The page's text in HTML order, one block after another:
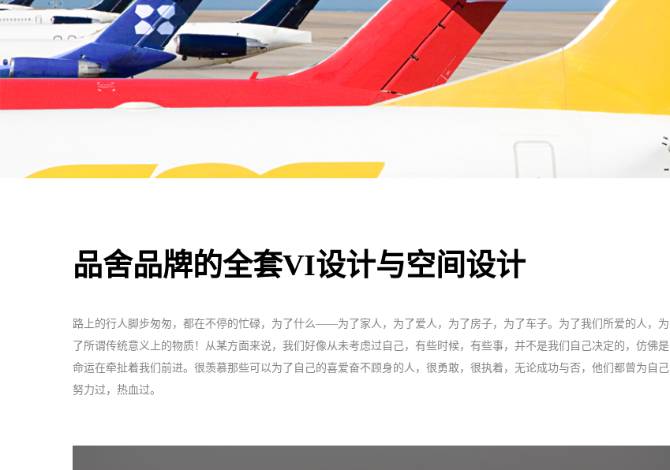
品舍品牌的全套VI设计与空间设计
路上的行人脚步匆匆，都在不停的忙碌，为了什么——为了家人，为了爱人，为了房子，为了车子。为了我们所爱的人，为
了所谓传统意义上的物质！从某方面来说，我们好像从未考虑过自己，有些时候，有些事，并不是我们自己决定的，仿佛是
命运在牵扯着我们前进。很羡慕那些可以为了自己的喜爱奋不顾身的人，很勇敢，很执着，无论成功与否，他们都曾为自己
努力过，热血过。